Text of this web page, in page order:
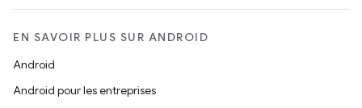
EN SAVOIR PLUS SUR ANDROID
Android
Android pour les entreprises